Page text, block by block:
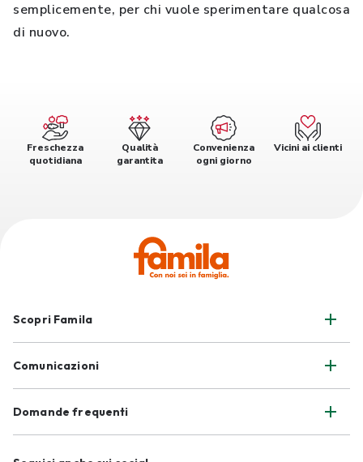
semplicemente, per chi vuole sperimentare qualcosa
di nuovo.
Freschezza
quotidiana
Qualità
garantita
Convenienza
ogni giorno
Vicini ai clienti
Scopri Famila
Comunicazioni
Domande frequenti